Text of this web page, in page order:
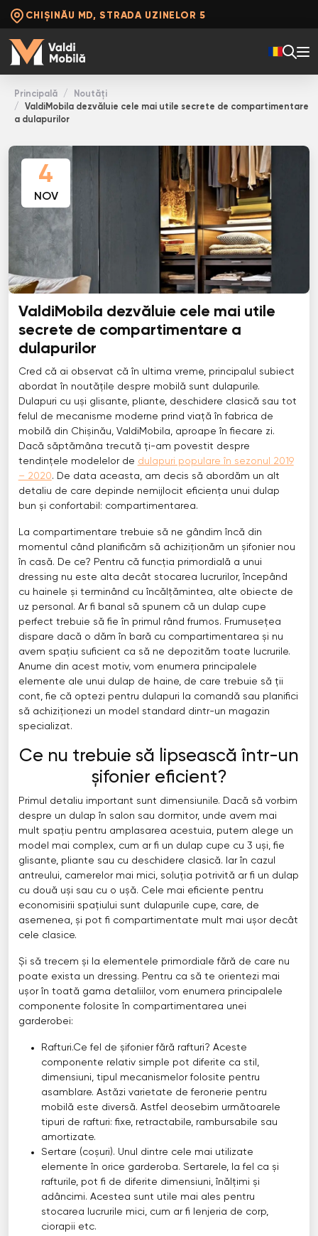
CHIȘINĂU MD, STRADA UZINELOR 5
Principală
Noutăți
ValdiMobila dezvăluie cele mai utile secrete de compartimentare
a dulapurilor
4
NOV
ValdiMobila dezvăluie cele mai utile
secrete de compartimentare a
dulapurilor
Cred că ai observat că în ultima vreme, principalul subiect
abordat în noutățile despre mobilă sunt dulapurile.
Dulapuri cu uși glisante, pliante, deschidere clasică sau tot
felul de mecanisme moderne prind viață în fabrica de
mobilă din Chișinău, ValdiMobila, aproape în fiecare zi.
Dacă săptămâna trecută ți-am povestit despre
tendințele modelelor de dulapuri populare în sezonul 2019
– 2020. De data aceasta, am decis să abordăm un alt
detaliu de care depinde nemijlocit eficiența unui dulap
bun și confortabil: compartimentarea.
La compartimentare trebuie să ne gândim încă din
momentul când planificăm să achiziționăm un șifonier nou
în casă. De ce? Pentru că funcția primordială a unui
dressing nu este alta decât stocarea lucrurilor, începând
cu hainele și terminând cu încălțămintea, alte obiecte de
uz personal. Ar fi banal să spunem că un dulap cupe
perfect trebuie să fie în primul rând frumos. Frumusețea
dispare dacă o dăm în bară cu compartimentarea și nu
avem spațiu suficient ca să ne depozităm toate lucrurile.
Anume din acest motiv, vom enumera principalele
elemente ale unui dulap de haine, de care trebuie să ții
cont, fie că optezi pentru dulapuri la comandă sau planifici
să achiziționezi un model standard dintr-un magazin
specializat.
Ce nu trebuie să lipsească într-un
șifonier eficient?
Primul detaliu important sunt dimensiunile. Dacă să vorbim
despre un dulap în salon sau dormitor, unde avem mai
mult spațiu pentru amplasarea acestuia, putem alege un
model mai complex, cum ar fi un dulap cupe cu 3 uși, fie
glisante, pliante sau cu deschidere clasică. Iar în cazul
antreului, camerelor mai mici, soluția potrivită ar fi un dulap
cu două uși sau cu o ușă. Cele mai eficiente pentru
economisirii spațiului sunt dulapurile cupe, care, de
asemenea, și pot fi compartimentate mult mai ușor decât
cele clasice.
Și să trecem și la elementele primordiale fără de care nu
poate exista un dressing. Pentru ca să te orientezi mai
ușor în toată gama detaliilor, vom enumera principalele
componente folosite în compartimentarea unei
garderobei:
Rafturi.Ce fel de șifonier fără rafturi? Aceste
componente relativ simple pot diferite ca stil,
dimensiuni, tipul mecanismelor folosite pentru
asamblare. Astăzi varietate de feronerie pentru
mobilă este diversă. Astfel deosebim următoarele
tipuri de rafturi: fixe, retractabile, rambursabile sau
amortizate.
Sertare (coșuri). Unul dintre cele mai utilizate
elemente în orice garderoba. Sertarele, la fel ca și
rafturile, pot fi de diferite dimensiuni, înălțimi și
adâncimi. Acestea sunt utile mai ales pentru
stocarea lucrurile mici, cum ar fi lenjeria de corp,
ciorapii etc.